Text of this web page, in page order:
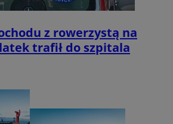
z rowerzystą na
trafił do szpitala